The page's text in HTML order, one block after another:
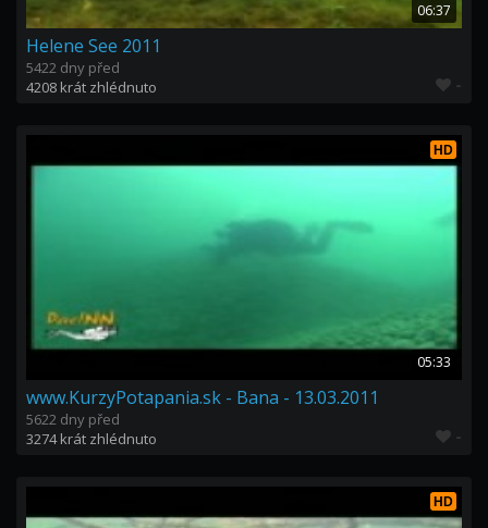
06:37
Helene See 2011
5422 dny před
4208 krát zhlédnuto
-
HD
05:33
www.KurzyPotapania.sk - Bana - 13.03.2011
5622 dny před
3274 krát zhlédnuto
-
HD